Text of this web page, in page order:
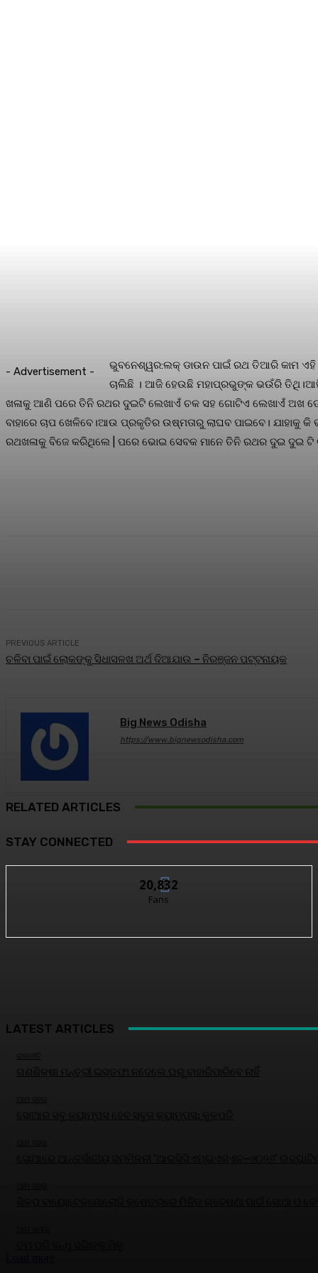
- Advertisement -
ଭୁବନେଶ୍ୱର:ଲକ୍ ଡାଉନ ପାଇଁ ରଥ ତିଆରି କାମ ଏହି
ଚାଲିଛି । ଆଜି ହେଉଛି ମହାପ୍ରଭୁଙ୍କ ଭଉଁରି ତିଥି।ଆଜି
ଖଳାକୁ ଆଣି ପରେ ତିନି ରଥର ଦୁଇଟି ଲେଖାଏଁ ଚକ ସହ ଗୋଟିଏ ଲେଖାଏଁ ଅଖ
ବାହାରେ ଚାପ ଖେଳିବେ।ଆଉ ପ୍ରକୃତିର ଉଷ୍ମତାରୁ ଲାଘବ ପାଇବେ। ଯାହାକୁ
ରଥଖଳାକୁ ବିଜେ କରିଥିଲେ | ପରେ ଭୋଇ ସେବକ ମାନେ ତିନି ରଥର ଦୁଇ ଦୁଇ ଟି
PREVIOUS ARTICLE
ଚଳିବା ପାଇଁ ଲୋକଙ୍କୁ ସିଧାସଳଖ ଅର୍ଥ ଦିଆଯାଉ – ନିରଞ୍ଜନ ପଟ୍ଟନାୟକ
Big News Odisha
https://www.bignewsodisha.com
RELATED ARTICLES
STAY CONNECTED
20,832
Fans
LATEST ARTICLES
ରାଜନୀତି
ଗଣଶିକ୍ଷା ମନ୍ତ୍ରୀ ଇସ୍ତଫା ନଦେଲେ ଘରୁ ବାହାରିପାରିବେ ନାହିଁ
ସୋଆର ସବୁ କ୍ୟାମ୍ପସ ହେବ ସବୁଜ କ୍ୟାମ୍ପସ: କୁଳପତି